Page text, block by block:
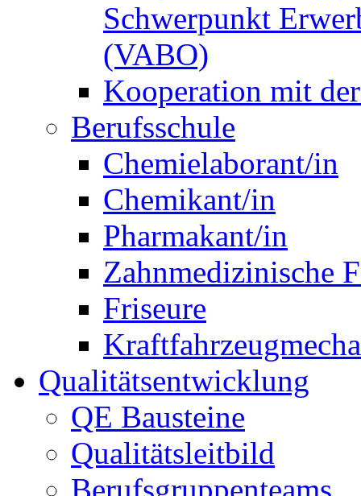
Schwerpunkt
(VABO)
Kooperation mit
Berufsschule
Chemielaborant/in
Chemikant/in
Pharmakant/in
Zahnmedizinische
Friseure
Qualitätsentwicklung
QE Bausteine
Qualitätsleitbild